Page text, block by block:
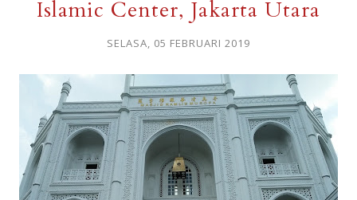
Islamic Center, Jakarta Utara
SELASA, 05 FEBRUARI 2019